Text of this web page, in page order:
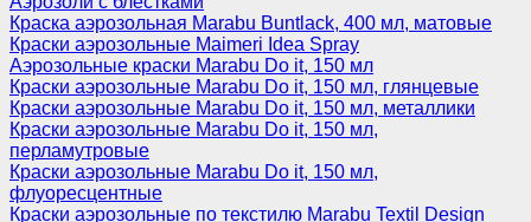
Краска аэрозольная Marabu Buntlack, 400 мл, матовые
Краски аэрозольные Maimeri Idea Spray
Аэрозольные краски Marabu Do it, 150 мл
Краски аэрозольные Marabu Do it, 150 мл, глянцевые
Краски аэрозольные Marabu Do it, 150 мл, металлики
Краски аэрозольные Marabu Do it, 150 мл,
перламутровые
Краски аэрозольные Marabu Do it, 150 мл,
флуоресцентные
Краски аэрозольные по текстилю Marabu Textil Design